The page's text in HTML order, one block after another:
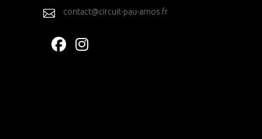
contact@circuit-pau-arnos.fr